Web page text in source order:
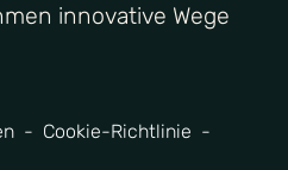
innovative Wege
Cookie-Richtlinie